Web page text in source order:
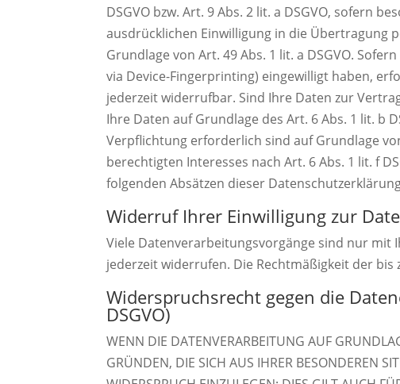
DSGVO bzw. Art. 9 Abs. 2 lit. a DSGVO, sofern
ausdrücklichen Einwilligung in die
Grundlage von Art. 49 Abs. 1 lit. a DSGVO.
via Device-Fingerprinting) eingewilligt haben,
jederzeit widerrufbar. Sind Ihre Daten zur
Ihre Daten auf Grundlage des Art. 6 Abs. 1 lit. b
Verpflichtung erforderlich sind auf Grundlage
berechtigten Interesses nach Art. 6 Abs. 1 lit. f
folgenden Absätzen dieser
Widerruf Ihrer Einwilligung zur
Viele Datenverarbeitungsvorgänge sind nur mit
jederzeit widerrufen. Die Rechtmäßigkeit der
Widerspruchsrecht gegen die
DSGVO)
WENN DIE DATENVERARBEITUNG AUF
GRÜNDEN, DIE SICH AUS IHRER BESONDEREN